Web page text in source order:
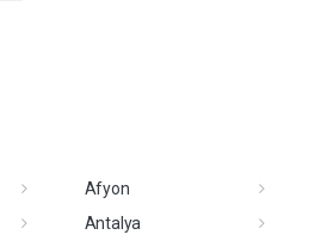
Afyon
Antalya